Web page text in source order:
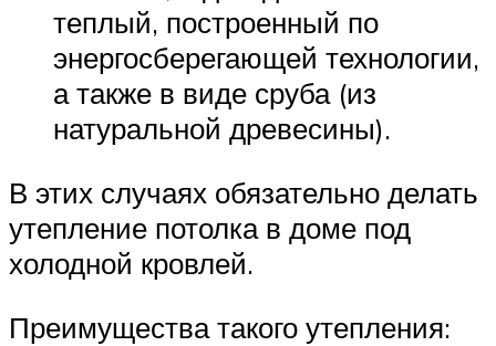
теплый, построенный по
энергосберегающей технологии,
а также в виде сруба (из
натуральной древесины).
В этих случаях обязательно делать
утепление потолка в доме под
холодной кровлей.
Преимущества такого утепления: